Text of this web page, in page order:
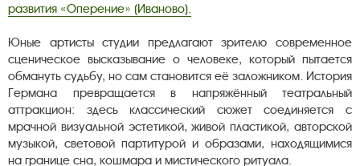
развития «Оперение» (Иваново).
Юные артисты студии предлагают зрителю современное
сценическое высказывание о человеке, который пытается
обмануть судьбу, но сам становится её заложником. История
Германа превращается в напряжённый театральный
аттракцион: здесь классический сюжет соединяется с
мрачной визуальной эстетикой, живой пластикой, авторской
музыкой, световой партитурой и образами, находящимися
на границе сна, кошмара и мистического ритуала.